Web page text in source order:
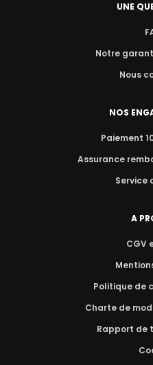
UNE
Notre
Nous
NOS
Paiement
Assurance
Service
A
CGV
Politique de
Charte de
Rapport de